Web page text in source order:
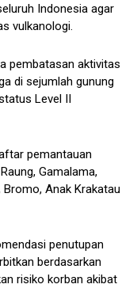
Indonesia agar
vulkanologi.
pembatasan aktivitas
di sejumlah gunung
Level II
pemantauan
Gamalama,
Bromo, Anak Krakatau
penutupan
berdasarkan
risiko korban akibat